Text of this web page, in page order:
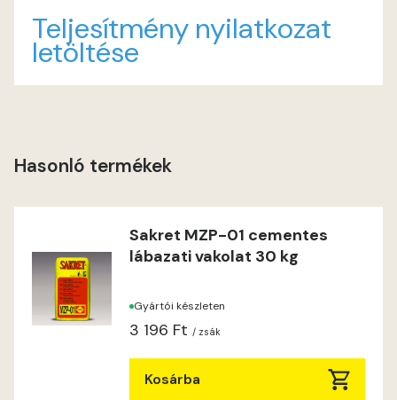
Teljesítmény nyilatkozat
letöltése
Hasonló termékek
Sakret MZP-01 cementes
lábazati vakolat 30 kg
Gyártói készleten
3 196 Ft / zsák
Kosárba